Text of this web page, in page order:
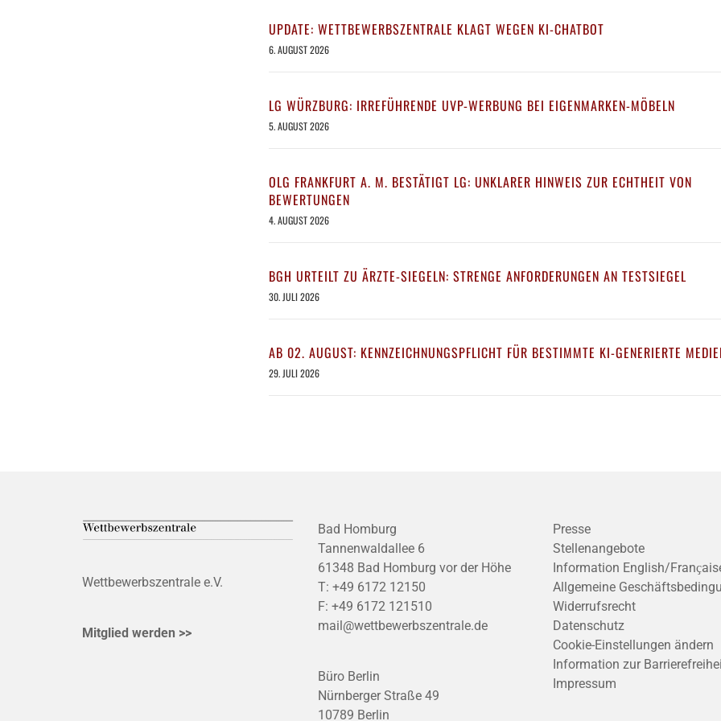
UPDATE: WETTBEWERBSZENTRALE KLAGT WEGEN KI-CHATBOT
6. AUGUST 2026
LG WÜRZBURG: IRREFÜHRENDE UVP-WERBUNG BEI EIGENMARKEN-MÖBELN
5. AUGUST 2026
OLG FRANKFURT A. M. BESTÄTIGT LG: UNKLARER HINWEIS ZUR ECHTHEIT VON
BEWERTUNGEN
4. AUGUST 2026
BGH URTEILT ZU ÄRZTE-SIEGELN: STRENGE ANFORDERUNGEN AN TESTSIEGEL
30. JULI 2026
AB 02. AUGUST: KENNZEICHNUNGSPFLICHT FÜR BESTIMMTE KI-GENERIERTE
29. JULI 2026
Wettbewerbszentrale e.V.
Mitglied werden >>
Bad Homburg
Tannenwaldallee 6
61348 Bad Homburg vor der Höhe
T: +49 6172 12150
F: +49 6172 121510
mail@wettbewerbszentrale.de
Büro Berlin
Nürnberger Straße 49
10789 Berlin
Presse
Stellenangebote
Information English/
Allgemeine
Widerrufsrecht
Datenschutz
Cookie-Einstellungen ändern
Information zur
Impressum